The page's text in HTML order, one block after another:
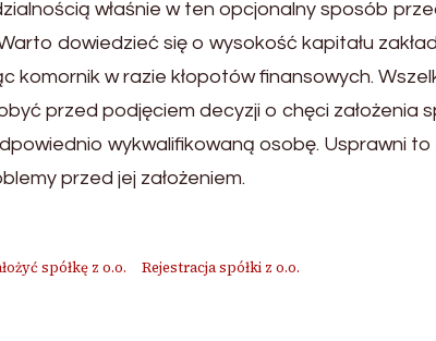
właśnie w ten opcjonalny sposób
dowiedzieć się o wysokość kapitału
komornik w razie kłopotów finansowych.
przed podjęciem decyzji o chęci założenia
wykwalifikowaną osobę. Usprawni to
przed jej założeniem.
spółkę z o.o. Rejestracja spółki z o.o.